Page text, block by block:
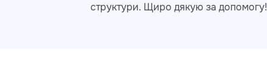
структури. Щиро дякую за допомогу!